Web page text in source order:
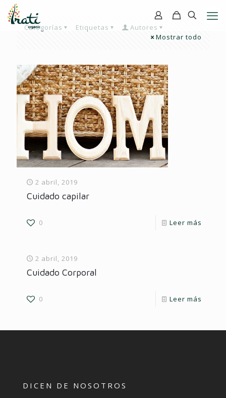
Categorías Etiquetas
Autores
Mostrar todo
2 abril, 2019
Cuidado capilar
0 Leer más
2 abril, 2019
Cuidado Corporal
0 Leer más
DICEN DE NOSOTROS